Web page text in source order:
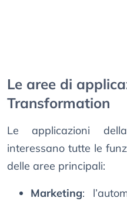
Le aree di
Transformation
Le applicazioni
interessano tutte le
delle aree principali:
Marketing: